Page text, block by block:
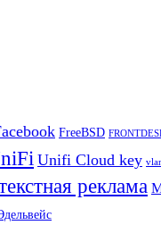
FreeBSD
Unifi Cloud key
реклама